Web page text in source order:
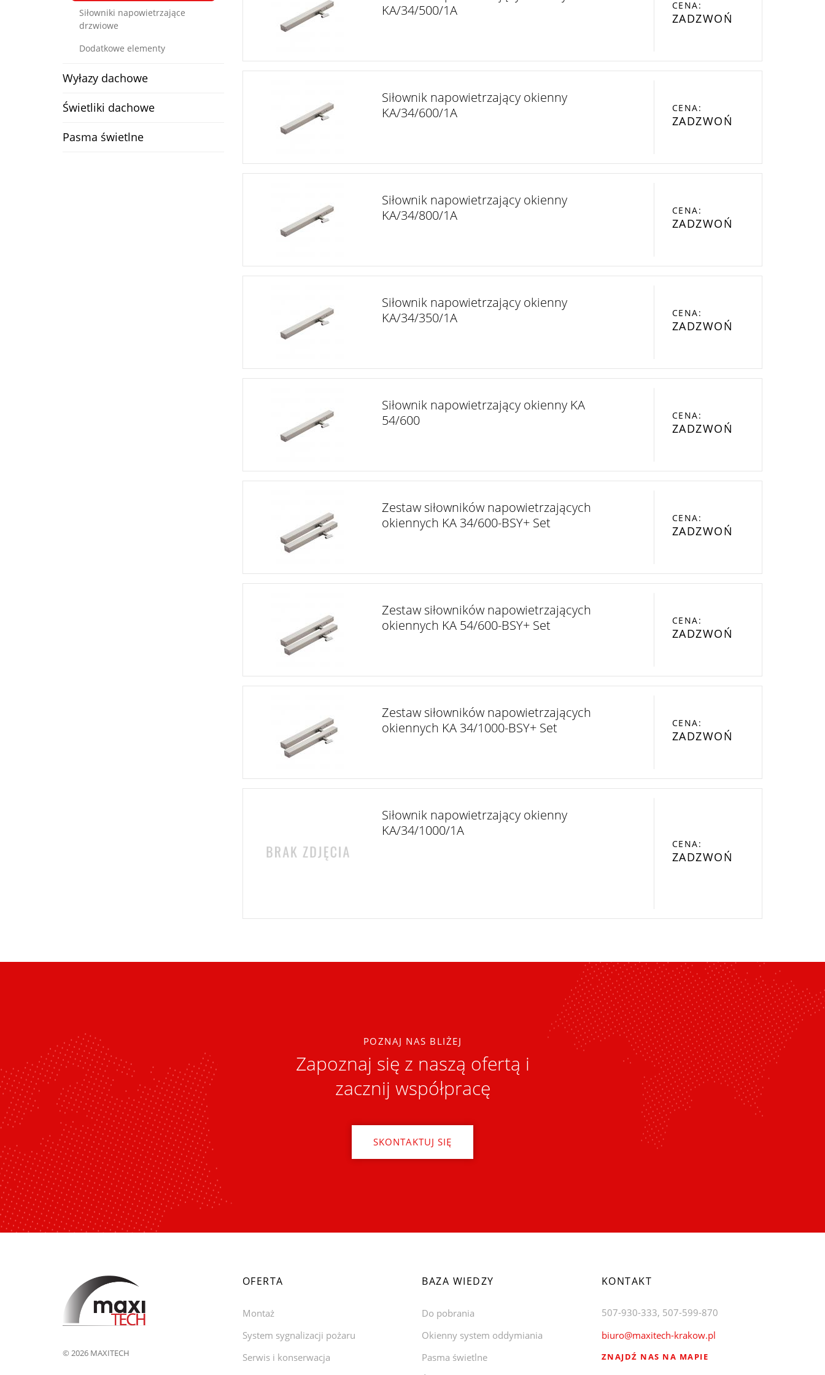
Siłowniki napowietrzające
drzwiowe
Dodatkowe elementy
Wyłazy dachowe
Świetliki dachowe
Pasma świetlne
KA/34/500/1A
CENA:
ZADZWOŃ
Siłownik napowietrzający okienny
KA/34/600/1A
CENA:
ZADZWOŃ
Siłownik napowietrzający okienny
KA/34/800/1A
CENA:
ZADZWOŃ
Siłownik napowietrzający okienny
KA/34/350/1A
CENA:
ZADZWOŃ
Siłownik napowietrzający okienny KA
54/600
CENA:
ZADZWOŃ
Zestaw siłowników napowietrzających
okiennych KA 34/600-BSY+ Set
CENA:
ZADZWOŃ
Zestaw siłowników napowietrzających
okiennych KA 54/600-BSY+ Set
CENA:
ZADZWOŃ
Zestaw siłowników napowietrzających
okiennych KA 34/1000-BSY+ Set
CENA:
ZADZWOŃ
Siłownik napowietrzający okienny
KA/34/1000/1A
CENA:
ZADZWOŃ
POZNAJ NAS BLIŻEJ
Zapoznaj się z naszą ofertą i
zacznij współpracę
SKONTAKTUJ SIĘ
© 2026 MAXITECH
OFERTA
Montaż
System sygnalizacji pożaru
Serwis i konserwacja
BAZA WIEDZY
Do pobrania
Okienny system oddymiania
Pasma świetlne
KONTAKT
507-930-333, 507-599-870
biuro@maxitech-krakow.pl
ZNAJDŹ NAS NA MAPIE